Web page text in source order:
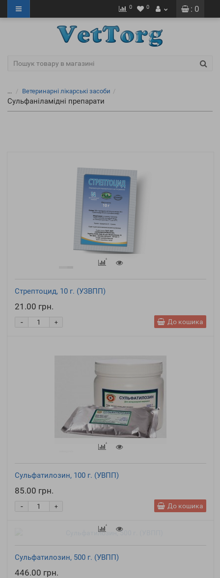
: 0
0 0
... Ветеринарні лікарські засоби
Сульфаніламідні препарати
Стрептоцид, 10 г. (УЗВПП)
21.00 грн.
+
- До кошика
Сульфатилозин, 100 г. (УВПП)
85.00 грн.
+
- До кошика
Сульфатилозин, 500 г. (УВПП)
446.00 грн.